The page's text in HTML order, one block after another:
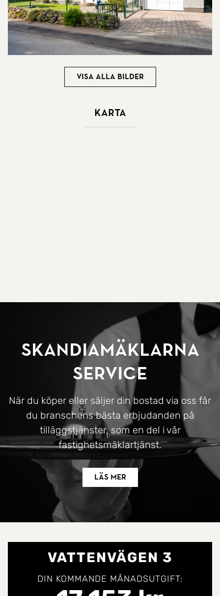
Visa alla bilder
Karta
SkandiaMäklarna
Service
När du köper eller säljer din bostad via oss får
du branschens bästa erbjudanden på
tilläggstjänster, som en del i vår
fastighetsmäklartjänst.
Läs mer